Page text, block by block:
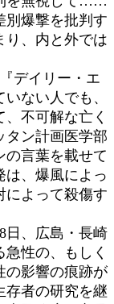
別爆撃を批判す
り、内と外では
デイリー・エ
ない人でも、
、不可解な亡く
タン計画医学部
の言葉を載せて
は、爆風によっ
によって殺傷す
日、広島・長崎
性の、もしく
の影響の痕跡が
存者の研究を継